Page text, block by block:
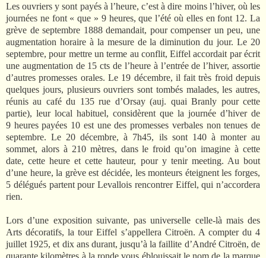
Les ouvriers y sont payés à l’heure, c’est à dire moins l’hiver, où les
journées ne font « que » 9 heures, que l’été où elles en font 12. La
grève de septembre 1888 demandait, pour compenser un peu, une
augmentation horaire à la mesure de la diminution du jour. Le 20
septembre, pour mettre un terme au conflit, Eiffel accordait par écrit
une augmentation de 15 cts de l’heure à l’entrée de l’hiver, assortie
d’autres promesses orales. Le 19 décembre, il fait très froid depuis
quelques jours, plusieurs ouvriers sont tombés malades, les autres,
réunis au café du 135 rue d’Orsay (auj. quai Branly pour cette
partie), leur local habituel, considèrent que la journée d’hiver de
9 heures payées 10 est une des promesses verbales non tenues de
septembre. Le 20 décembre, à 7h45, ils sont 140 à monter au
sommet, alors à 210 mètres, dans le froid qu’on imagine à cette
date, cette heure et cette hauteur, pour y tenir meeting. Au bout
d’une heure, la grève est décidée, les monteurs éteignent les forges,
5 délégués partent pour Levallois rencontrer Eiffel, qui n’accordera
rien.
Lors d’une exposition suivante, pas universelle celle-là mais des
Arts décoratifs, la tour Eiffel s’appellera Citroën. A compter du 4
juillet 1925, et dix ans durant, jusqu’à la faillite d’André Citroën, de
quarante kilomètres à la ronde vous éblouissait le nom de la marque